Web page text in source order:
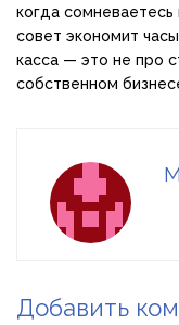
когда
совет экономит
касса — это не про
собственном
Добавить